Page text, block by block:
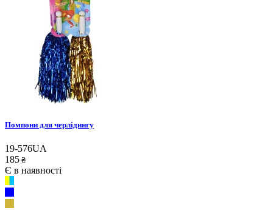
Помпони для черлідингу
19-576UA
185 ₴
Є в наявності